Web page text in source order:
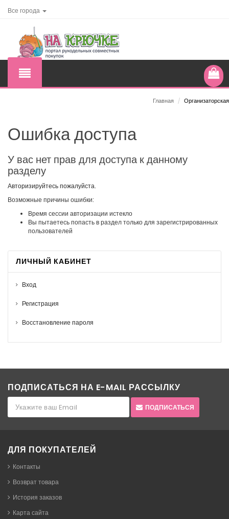
Все города
Главная / Организаторская
Ошибка доступа
У вас нет прав для доступа к данному
разделу
Авторизируйтесь пожалуйста.
Возможные причины ошибки:
Время сессии авторизации истекло
Вы пытаетесь попасть в раздел только для зарегистрированных
пользователей
ЛИЧНЫЙ КАБИНЕТ
Вход
Регистрация
Восстановление пароля
ПОДПИСАТЬСЯ НА E-MAIL РАССЫЛКУ
ПОДПИСАТЬСЯ
ДЛЯ ПОКУПАТЕЛЕЙ
Контакты
Возврат товара
История заказов
Карта сайта